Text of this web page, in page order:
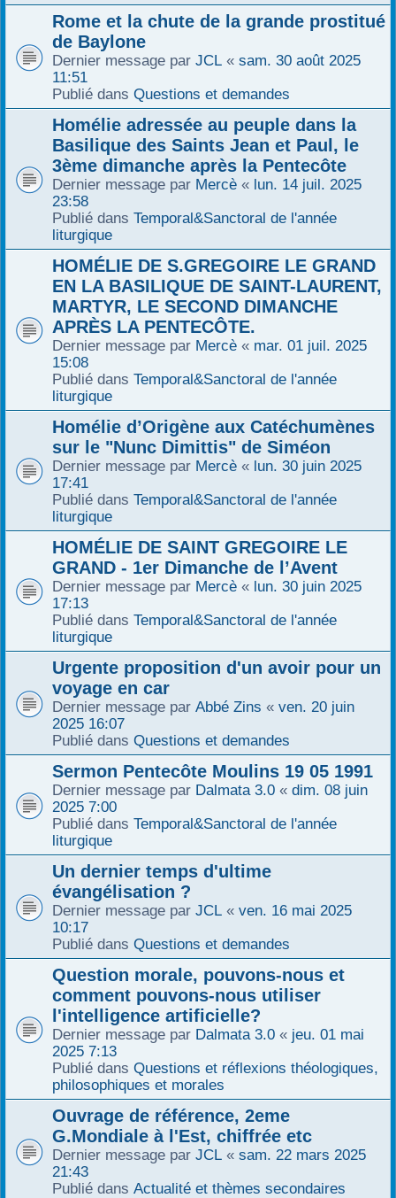
Rome et la chute de la grande prostitué
de Baylone
Dernier message par JCL « sam. 30 août 2025
11:51
Publié dans Questions et demandes
Homélie adressée au peuple dans la
Basilique des Saints Jean et Paul, le
3ème dimanche après la Pentecôte
Dernier message par Mercè « lun. 14 juil. 2025
23:58
Publié dans Temporal&Sanctoral de l'année
liturgique
HOMÉLIE DE S.GREGOIRE LE GRAND
EN LA BASILIQUE DE SAINT-LAURENT,
MARTYR, LE SECOND DIMANCHE
APRÈS LA PENTECÔTE.
Dernier message par Mercè « mar. 01 juil. 2025
15:08
Publié dans Temporal&Sanctoral de l'année
liturgique
Homélie d’Origène aux Catéchumènes
sur le "Nunc Dimittis" de Siméon
Dernier message par Mercè « lun. 30 juin 2025
17:41
Publié dans Temporal&Sanctoral de l'année
liturgique
HOMÉLIE DE SAINT GREGOIRE LE
GRAND - 1er Dimanche de l’Avent
Dernier message par Mercè « lun. 30 juin 2025
17:13
Publié dans Temporal&Sanctoral de l'année
liturgique
Urgente proposition d'un avoir pour un
voyage en car
Dernier message par Abbé Zins « ven. 20 juin
2025 16:07
Publié dans Questions et demandes
Sermon Pentecôte Moulins 19 05 1991
Dernier message par Dalmata 3.0 « dim. 08 juin
2025 7:00
Publié dans Temporal&Sanctoral de l'année
liturgique
Un dernier temps d'ultime
évangélisation ?
Dernier message par JCL « ven. 16 mai 2025
10:17
Publié dans Questions et demandes
Question morale, pouvons-nous et
comment pouvons-nous utiliser
l'intelligence artificielle?
Dernier message par Dalmata 3.0 « jeu. 01 mai
2025 7:13
Publié dans Questions et réflexions théologiques,
philosophiques et morales
Ouvrage de référence, 2eme
G.Mondiale à l'Est, chiffrée etc
Dernier message par JCL « sam. 22 mars 2025
21:43
Publié dans Actualité et thèmes secondaires